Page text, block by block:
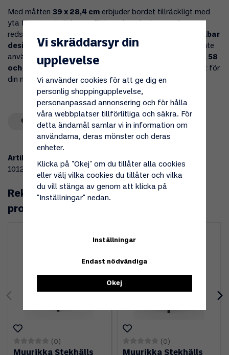
Med måtten 39 x 28,4 cm erbjuder bordet tillräckligt med
yta för att enkelt kunna förbereda och placera dina
redskap, kryddor eller tillbehör medan du lagar mat.
Fällbar
design
gör det enkelt att förvara och montera när det inte
används, och bordet äravsedd för Stekhällsset LL 48, 58
och 78 cm, vilket gör det till det perfekta komplementet för
din matlagningsupplevelse utomhus.
Spara som favorit
Artikelnummer:
101209
Rekommenderade tillbehör till denna
produkt
(0)
Muurikka Stekhälls
(0)
Muurikka Stekhälls
Vi skräddarsyr din
upplevelse
Vi använder cookies för att ge dig en
personlig shoppingupplevelse,
personanpassad annonsering och för hålla
våra webbplatser tillförlitliga och säkra. För
detta ändamål samlar vi in information om
användarna, deras mönster och deras
enheter.
Klicka på "Okej" om du tillåter alla cookies
eller välj vilka cookies du tillåter och vilka
du vill stänga av genom att klicka på
"Inställningar" nedan.
Inställningar
Endast nödvändiga
Okej